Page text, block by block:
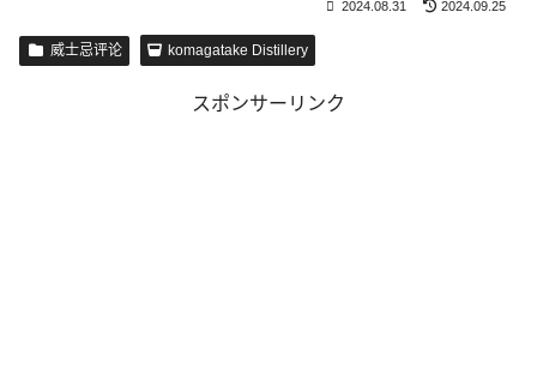
2024.08.31 2024.09.25
威士忌评论 komagatake Distillery
スポンサーリンク